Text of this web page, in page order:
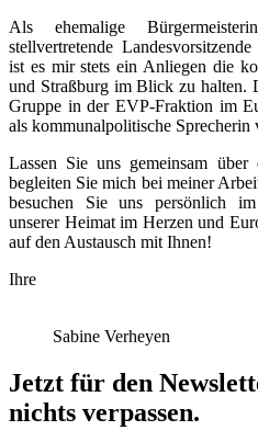
Als ehemalige
stellvertretende
ist es mir stets ein Anliegen die
und Straßburg im Blick zu halten.
Gruppe in der EVP-Fraktion im
als kommunalpolitische Sprecherin
Lassen Sie uns gemeinsam
begleiten Sie mich bei meiner
besuchen Sie uns persönlich
unserer Heimat im Herzen und
auf den Austausch mit Ihnen!
Ihre
Sabine Verheyen
Jetzt für den
nichts verpassen.